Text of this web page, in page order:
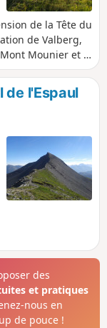
de la Tête du
de Valberg,
Mounier et la
vous
particularité de
de l'Espaul
des
et pratiques
nous en
de pouce !